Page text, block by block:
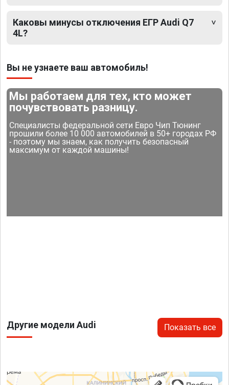
Каковы минусы отключения ЕГР Audi Q7
4L?
Вы не узнаете ваш автомобиль!
Мы работаем для тех, кто может
почувствовать разницу.
Специалисты федеральной сети Евро Чип Тюнинг
прошили более 10 000 автомобилей в 50+ городах РФ
- поэтому мы знаем, как получить безопасный
максимум от каждой машины!
Другие модели Audi Показать все